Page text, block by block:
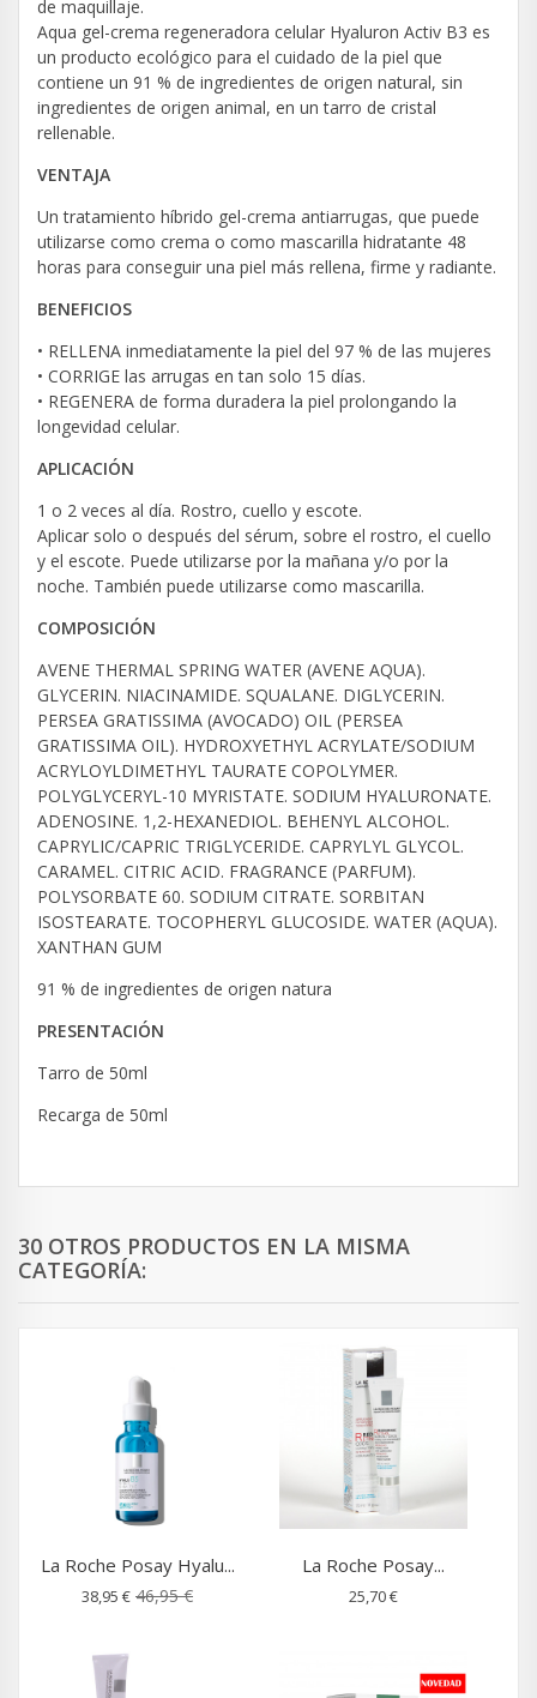
de maquillaje.
Aqua gel-crema regeneradora celular Hyaluron Activ B3 es
un producto ecológico para el cuidado de la piel que
contiene un 91 % de ingredientes de origen natural, sin
ingredientes de origen animal, en un tarro de cristal
rellenable.
VENTAJA
Un tratamiento híbrido gel-crema antiarrugas, que puede
utilizarse como crema o como mascarilla hidratante 48
horas para conseguir una piel más rellena, firme y radiante.
BENEFICIOS
• RELLENA inmediatamente la piel del 97 % de las mujeres
• CORRIGE las arrugas en tan solo 15 días.
• REGENERA de forma duradera la piel prolongando la
longevidad celular.
APLICACIÓN
1 o 2 veces al día. Rostro, cuello y escote.
Aplicar solo o después del sérum, sobre el rostro, el cuello
y el escote. Puede utilizarse por la mañana y/o por la
noche. También puede utilizarse como mascarilla.
COMPOSICIÓN
AVENE THERMAL SPRING WATER (AVENE AQUA).
GLYCERIN. NIACINAMIDE. SQUALANE. DIGLYCERIN.
PERSEA GRATISSIMA (AVOCADO) OIL (PERSEA
GRATISSIMA OIL). HYDROXYETHYL ACRYLATE/SODIUM
ACRYLOYLDIMETHYL TAURATE COPOLYMER.
POLYGLYCERYL-10 MYRISTATE. SODIUM HYALURONATE.
ADENOSINE. 1,2-HEXANEDIOL. BEHENYL ALCOHOL.
CAPRYLIC/CAPRIC TRIGLYCERIDE. CAPRYLYL GLYCOL.
CARAMEL. CITRIC ACID. FRAGRANCE (PARFUM).
POLYSORBATE 60. SODIUM CITRATE. SORBITAN
ISOSTEARATE. TOCOPHERYL GLUCOSIDE. WATER (AQUA).
XANTHAN GUM
91 % de ingredientes de origen natura
PRESENTACIÓN
Tarro de 50ml
Recarga de 50ml
30 OTROS PRODUCTOS EN LA MISMA
CATEGORÍA:
La Roche Posay Hyalu...
38,95 € 46,95 €
La Roche Posay...
25,70 €